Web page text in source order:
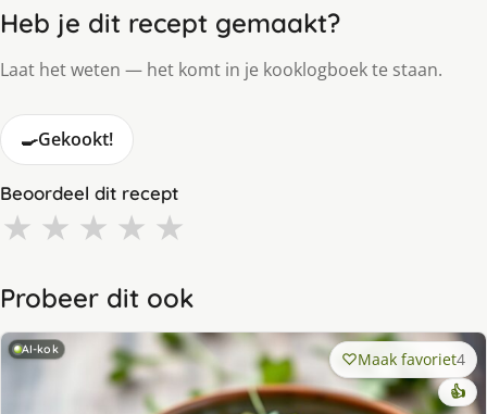
Heb je dit recept gemaakt?
Laat het weten — het komt in je kooklogboek te staan.
🍳Gekookt!
Beoordeel dit recept
★ ★ ★ ★ ★
Probeer dit ook
AI-kok Maak favoriet4
👍